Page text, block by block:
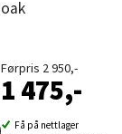
oak
Førpris 2 950,-
1 475,-
Få på nettlager